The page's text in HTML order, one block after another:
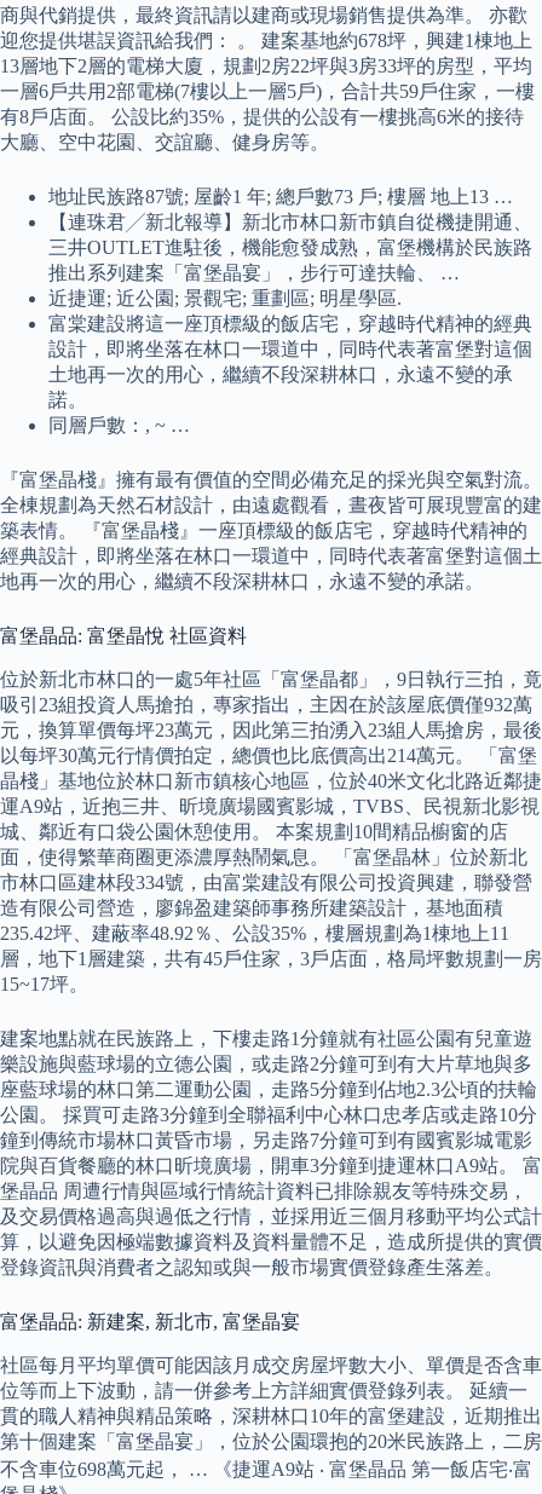
商與代銷提供，最終資訊請以建商或現場銷售提供為準。 亦歡
迎您提供堪誤資訊給我們： 。 建案基地約678坪，興建1棟地上
13層地下2層的電梯大廈，規劃2房22坪與3房33坪的房型，平均
一層6戶共用2部電梯(7樓以上一層5戶)，合計共59戶住家，一樓
有8戶店面。 公設比約35%，提供的公設有一樓挑高6米的接待
大廳、空中花園、交誼廳、健身房等。
地址民族路87號; 屋齡1 年; 總戶數73 戶; 樓層 地上13 …
【連珠君╱新北報導】新北市林口新市鎮自從機捷開通、
三井OUTLET進駐後，機能愈發成熟，富堡機構於民族路
推出系列建案「富堡晶宴」，步行可達扶輪、 …
近捷運; 近公園; 景觀宅; 重劃區; 明星學區.
富棠建設將這一座頂標級的飯店宅，穿越時代精神的經典
設計，即將坐落在林口一環道中，同時代表著富堡對這個
土地再一次的用心，繼續不段深耕林口，永遠不變的承
諾。
同層戶數：, ~ …
『富堡晶棧』擁有最有價值的空間必備充足的採光與空氣對流。
全棟規劃為天然石材設計，由遠處觀看，晝夜皆可展現豐富的建
築表情。 『富堡晶棧』一座頂標級的飯店宅，穿越時代精神的
經典設計，即將坐落在林口一環道中，同時代表著富堡對這個土
地再一次的用心，繼續不段深耕林口，永遠不變的承諾。
富堡晶品: 富堡晶悅 社區資料
位於新北市林口的一處5年社區「富堡晶都」，9日執行三拍，竟
吸引23組投資人馬搶拍，專家指出，主因在於該屋底價僅932萬
元，換算單價每坪23萬元，因此第三拍湧入23組人馬搶房，最後
以每坪30萬元行情價拍定，總價也比底價高出214萬元。 「富堡
晶棧」基地位於林口新市鎮核心地區，位於40米文化北路近鄰捷
運A9站，近抱三井、昕境廣場國賓影城，TVBS、民視新北影視
城、鄰近有口袋公園休憩使用。 本案規劃10間精品櫥窗的店
面，使得繁華商圈更添濃厚熱鬧氣息。 「富堡晶林」位於新北
市林口區建林段334號，由富棠建設有限公司投資興建，聯發營
造有限公司營造，廖錦盈建築師事務所建築設計，基地面積
235.42坪、建蔽率48.92％、公設35%，樓層規劃為1棟地上11
層，地下1層建築，共有45戶住家，3戶店面，格局坪數規劃一房
15~17坪。
建案地點就在民族路上，下樓走路1分鐘就有社區公園有兒童遊
樂設施與藍球場的立德公園，或走路2分鐘可到有大片草地與多
座藍球場的林口第二運動公園，走路5分鐘到佔地2.3公頃的扶輪
公園。 採買可走路3分鐘到全聯福利中心林口忠孝店或走路10分
鐘到傳統市場林口黃昏市場，另走路7分鐘可到有國賓影城電影
院與百貨餐廳的林口昕境廣場，開車3分鐘到捷運林口A9站。 富
堡晶品 周遭行情與區域行情統計資料已排除親友等特殊交易，
及交易價格過高與過低之行情，並採用近三個月移動平均公式計
算，以避免因極端數據資料及資料量體不足，造成所提供的實價
登錄資訊與消費者之認知或與一般市場實價登錄產生落差。
富堡晶品: 新建案, 新北市, 富堡晶宴
社區每月平均單價可能因該月成交房屋坪數大小、單價是否含車
位等而上下波動，請一併參考上方詳細實價登錄列表。 延續一
貫的職人精神與精品策略，深耕林口10年的富堡建設，近期推出
第十個建案「富堡晶宴」，位於公園環抱的20米民族路上，二房
不含車位698萬元起， … 《捷運A9站 ‧ 富堡晶品 第一飯店宅‧富